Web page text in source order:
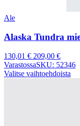
Ale
Alaska Tundra
130,01 € 209,00 €
VarastossaSKU: 52346
Valitse vaihtoehdoista